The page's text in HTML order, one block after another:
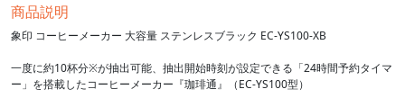
商品説明
象印 コーヒーメーカー 大容量 ステンレスブラック EC-YS100-XB
一度に約10杯分※が抽出可能、抽出開始時刻が設定できる「24時間予約タイマ
ー」を搭載したコーヒーメーカー『珈琲通』（EC-YS100型）